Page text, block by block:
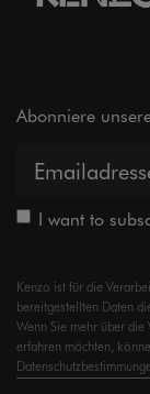
Abonniere
I want to
Kenzo ist für die
bereitgestellten Daten
Wenn Sie mehr über die
erfahren möchten,